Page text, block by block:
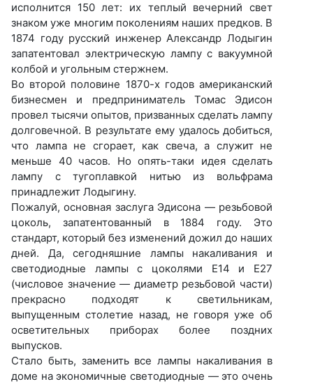
исполнится 150 лет: их теплый вечерний свет
знаком уже многим поколениям наших предков. В
1874 году русский инженер Александр Лодыгин
запатентовал электрическую лампу с вакуумной
колбой и угольным стержнем.
Во второй половине 1870-х годов американский
бизнесмен и предприниматель Томас Эдисон
провел тысячи опытов, призванных сделать лампу
долговечной. В результате ему удалось добиться,
что лампа не сгорает, как свеча, а служит не
меньше 40 часов. Но опять-таки идея сделать
лампу с тугоплавкой нитью из вольфрама
принадлежит Лодыгину.
Пожалуй, основная заслуга Эдисона — резьбовой
цоколь, запатентованный в 1884 году. Это
стандарт, который без изменений дожил до наших
дней. Да, сегодняшние лампы накаливания и
светодиодные лампы с цоколями E14 и E27
(числовое значение — диаметр резьбовой части)
прекрасно подходят к светильникам,
выпущенным столетие назад, не говоря уже об
осветительных приборах более поздних
выпусков.
Стало быть, заменить все лампы накаливания в
доме на экономичные светодиодные — это очень